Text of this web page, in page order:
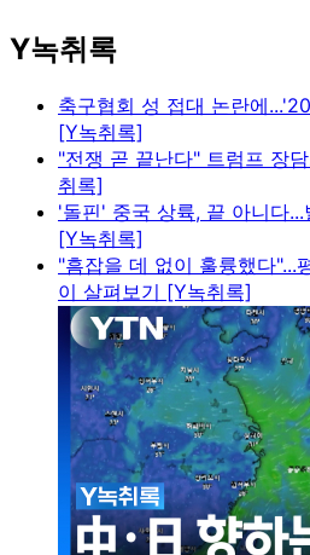
Y녹취록
축구협회 성 접대 논란에
[Y녹취록]
"전쟁 곧 끝난다" 트럼프 장
취록]
'돌핀' 중국 상륙, 끝 아니다
[Y녹취록]
"흠잡을 데 없이 훌륭했다"...
이 살펴보기 [Y녹취록]